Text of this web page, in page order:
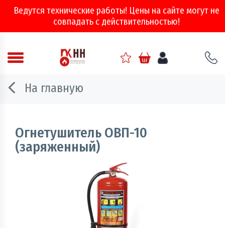
Ведутся технические работы! Цены на сайте могут не
совпадать с действительностью!
Аварийно - спасательное оборудование
Двери, ворота и люки противопожарные
Информационно-справочная литература
Обеспечение эвакуации, знаки безопасности
Огнебиозащитные составы
На главную
Огнетушитель ОВП-10
(заряженный)